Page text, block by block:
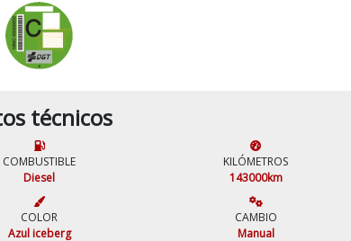
técnicos
COMBUSTIBLE
Diesel
KILÓMETROS
143000km
COLOR
Azul iceberg
CAMBIO
Manual